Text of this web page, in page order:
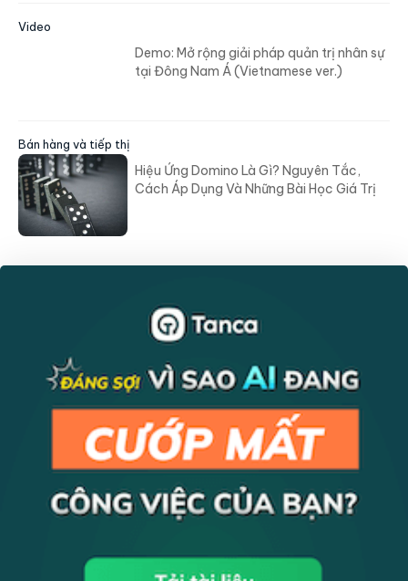
Video
Demo: Mở rộng giải pháp quản trị nhân sự
tại Đông Nam Á (Vietnamese ver.)
Bán hàng và tiếp thị
Hiệu Ứng Domino Là Gì? Nguyên Tắc,
Cách Áp Dụng Và Những Bài Học Giá Trị